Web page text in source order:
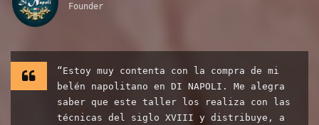
Founder
“Estoy muy contenta con la compra de mi
belén napolitano en DI NAPOLI. Me alegra
saber que este taller los realiza con las
técnicas del siglo XVIII y distribuye, a